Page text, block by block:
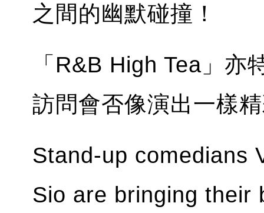
之間的幽默碰撞！
「R&B High Tea」
訪問會否像演出一樣
Stand-up comedians
Sio are bringing their